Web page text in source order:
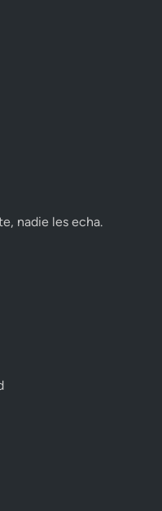
nadie les echa.